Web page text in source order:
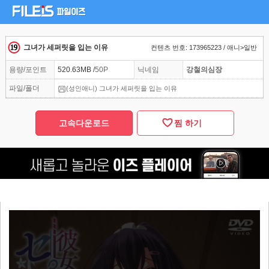
그녀가 세퍼릿을 입는 이유 컨텐츠 번호: 173965223 / 애니>일반
용량/포인트 520.63MB /50P 닉네임 강철의심장
파일/폴더 (성인애니) 그녀가 세퍼릿을 입는 이유
고속다운로드 찜 하기